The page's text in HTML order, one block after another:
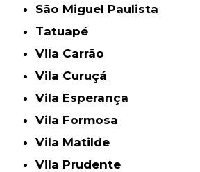
São Miguel Paulista
Tatuapé
Vila Carrão
Vila Curuçá
Vila Esperança
Vila Formosa
Vila Matilde
Vila Prudente